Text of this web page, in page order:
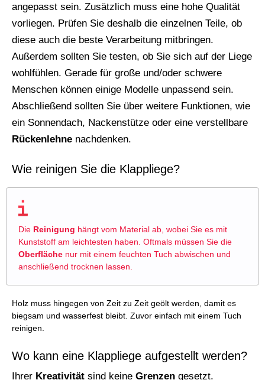
angepasst sein. Zusätzlich muss eine hohe Qualität
vorliegen. Prüfen Sie deshalb die einzelnen Teile, ob
diese auch die beste Verarbeitung mitbringen.
Außerdem sollten Sie testen, ob Sie sich auf der Liege
wohlfühlen. Gerade für große und/oder schwere
Menschen können einige Modelle unpassend sein.
Abschließend sollten Sie über weitere Funktionen, wie
ein Sonnendach, Nackenstütze oder eine verstellbare
Rückenlehne nachdenken.
Wie reinigen Sie die Klappliege?
Die Reinigung hängt vom Material ab, wobei Sie es mit
Kunststoff am leichtesten haben. Oftmals müssen Sie die
Oberfläche nur mit einem feuchten Tuch abwischen und
anschließend trocknen lassen.
Holz muss hingegen von Zeit zu Zeit geölt werden, damit es
biegsam und wasserfest bleibt. Zuvor einfach mit einem Tuch
reinigen.
Wo kann eine Klappliege aufgestellt werden?
Ihrer Kreativität sind keine Grenzen gesetzt.